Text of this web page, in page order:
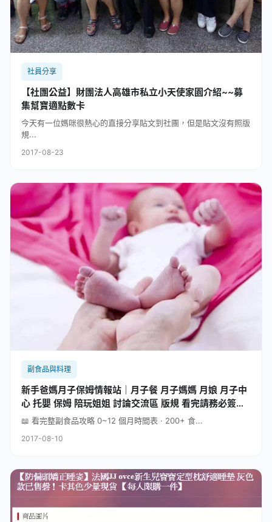
社員分享
【社團公益】財團法人高雄市私立小天使家園介紹~~募
集幫寶適點數卡
今天有一位媽咪很熱心的直接分享貼文到社團，但是貼文沒有照版
規...
2017-08-23
副食品與料理
新手爸媽月子保姆情報站｜月子餐 月子媽媽 月娘 月子中
心 托嬰 保姆 陪玩姐姐 討論交流區 版規 看完請務必簽到
喔!
📖 看完整副食品攻略 0~12 個月時間表 · 200+ 食...
2017-08-10